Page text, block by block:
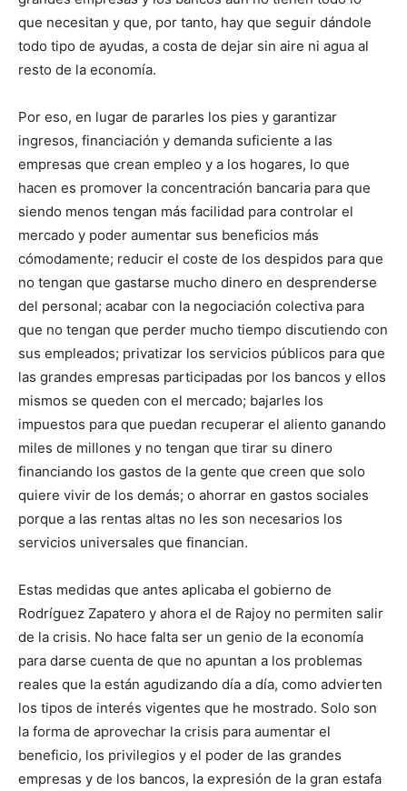
que necesitan y que, por tanto, hay que seguir dándole
todo tipo de ayudas, a costa de dejar sin aire ni agua al
resto de la economía.
Por eso, en lugar de pararles los pies y garantizar
ingresos, financiación y demanda suficiente a las
empresas que crean empleo y a los hogares, lo que
hacen es promover la concentración bancaria para que
siendo menos tengan más facilidad para controlar el
mercado y poder aumentar sus beneficios más
cómodamente; reducir el coste de los despidos para que
no tengan que gastarse mucho dinero en desprenderse
del personal; acabar con la negociación colectiva para
que no tengan que perder mucho tiempo discutiendo con
sus empleados; privatizar los servicios públicos para que
las grandes empresas participadas por los bancos y ellos
mismos se queden con el mercado; bajarles los
impuestos para que puedan recuperar el aliento ganando
miles de millones y no tengan que tirar su dinero
financiando los gastos de la gente que creen que solo
quiere vivir de los demás; o ahorrar en gastos sociales
porque a las rentas altas no les son necesarios los
servicios universales que financian.
Estas medidas que antes aplicaba el gobierno de
Rodríguez Zapatero y ahora el de Rajoy no permiten salir
de la crisis. No hace falta ser un genio de la economía
para darse cuenta de que no apuntan a los problemas
reales que la están agudizando día a día, como advierten
los tipos de interés vigentes que he mostrado. Solo son
la forma de aprovechar la crisis para aumentar el
beneficio, los privilegios y el poder de las grandes
empresas y de los bancos, la expresión de la gran estafa